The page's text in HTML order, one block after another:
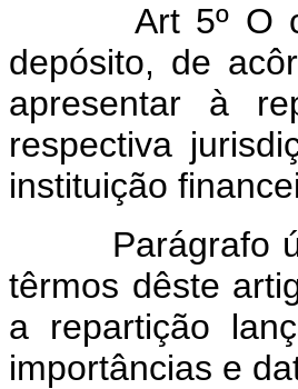
Art 5º O
depósito, de
apresentar à
respectiva
instituição
Parágrafo
têrmos dêste
a repartição
importâncias e